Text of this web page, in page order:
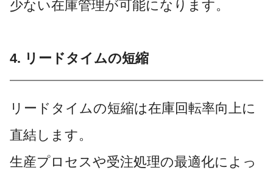
少ない在庫管理が可能になります。
4. リードタイムの短縮
リードタイムの短縮は在庫回転率向上に
直結します。
生産プロセスや受注処理の最適化によっ